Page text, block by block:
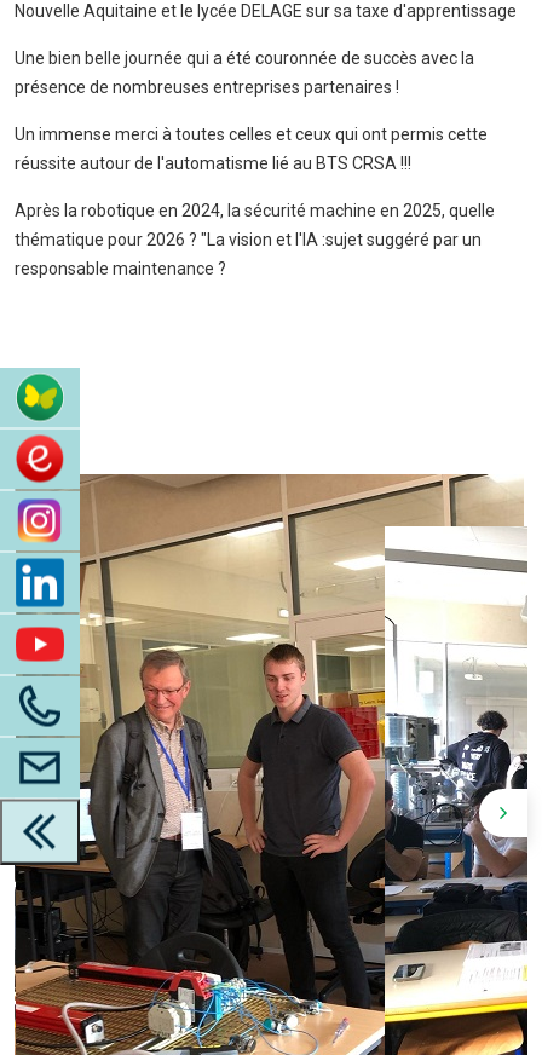
Nouvelle Aquitaine et le lycée DELAGE sur sa taxe d'apprentissage
Une bien belle journée qui a été couronnée de succès avec la
présence de nombreuses entreprises partenaires !
Un immense merci à toutes celles et ceux qui ont permis cette
réussite autour de l'automatisme lié au BTS CRSA !!!
Après la robotique en 2024, la sécurité machine en 2025, quelle
thématique pour 2026 ? "La vision et l'IA :sujet suggéré par un
responsable maintenance ?